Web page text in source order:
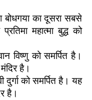
बोधगया का दूसरा सबसे
महात्मा बुद्ध को
विष्णु को समर्पित है।
है।
दुर्गा को समर्पित है। यह
है।